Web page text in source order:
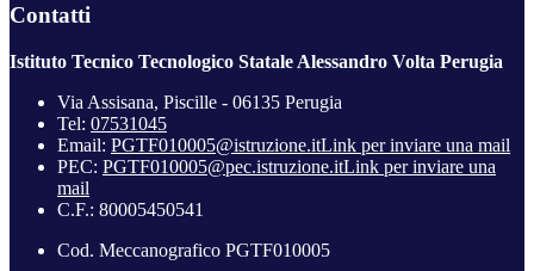
Contatti
Istituto Tecnico Tecnologico Statale Alessandro Volta Perugia
Via Assisana, Piscille - 06135 Perugia
Tel: 07531045
Email: PGTF010005@istruzione.itLink per inviare una mail
PEC: PGTF010005@pec.istruzione.itLink per inviare una
mail
C.F.: 80005450541
Cod. Meccanografico PGTF010005